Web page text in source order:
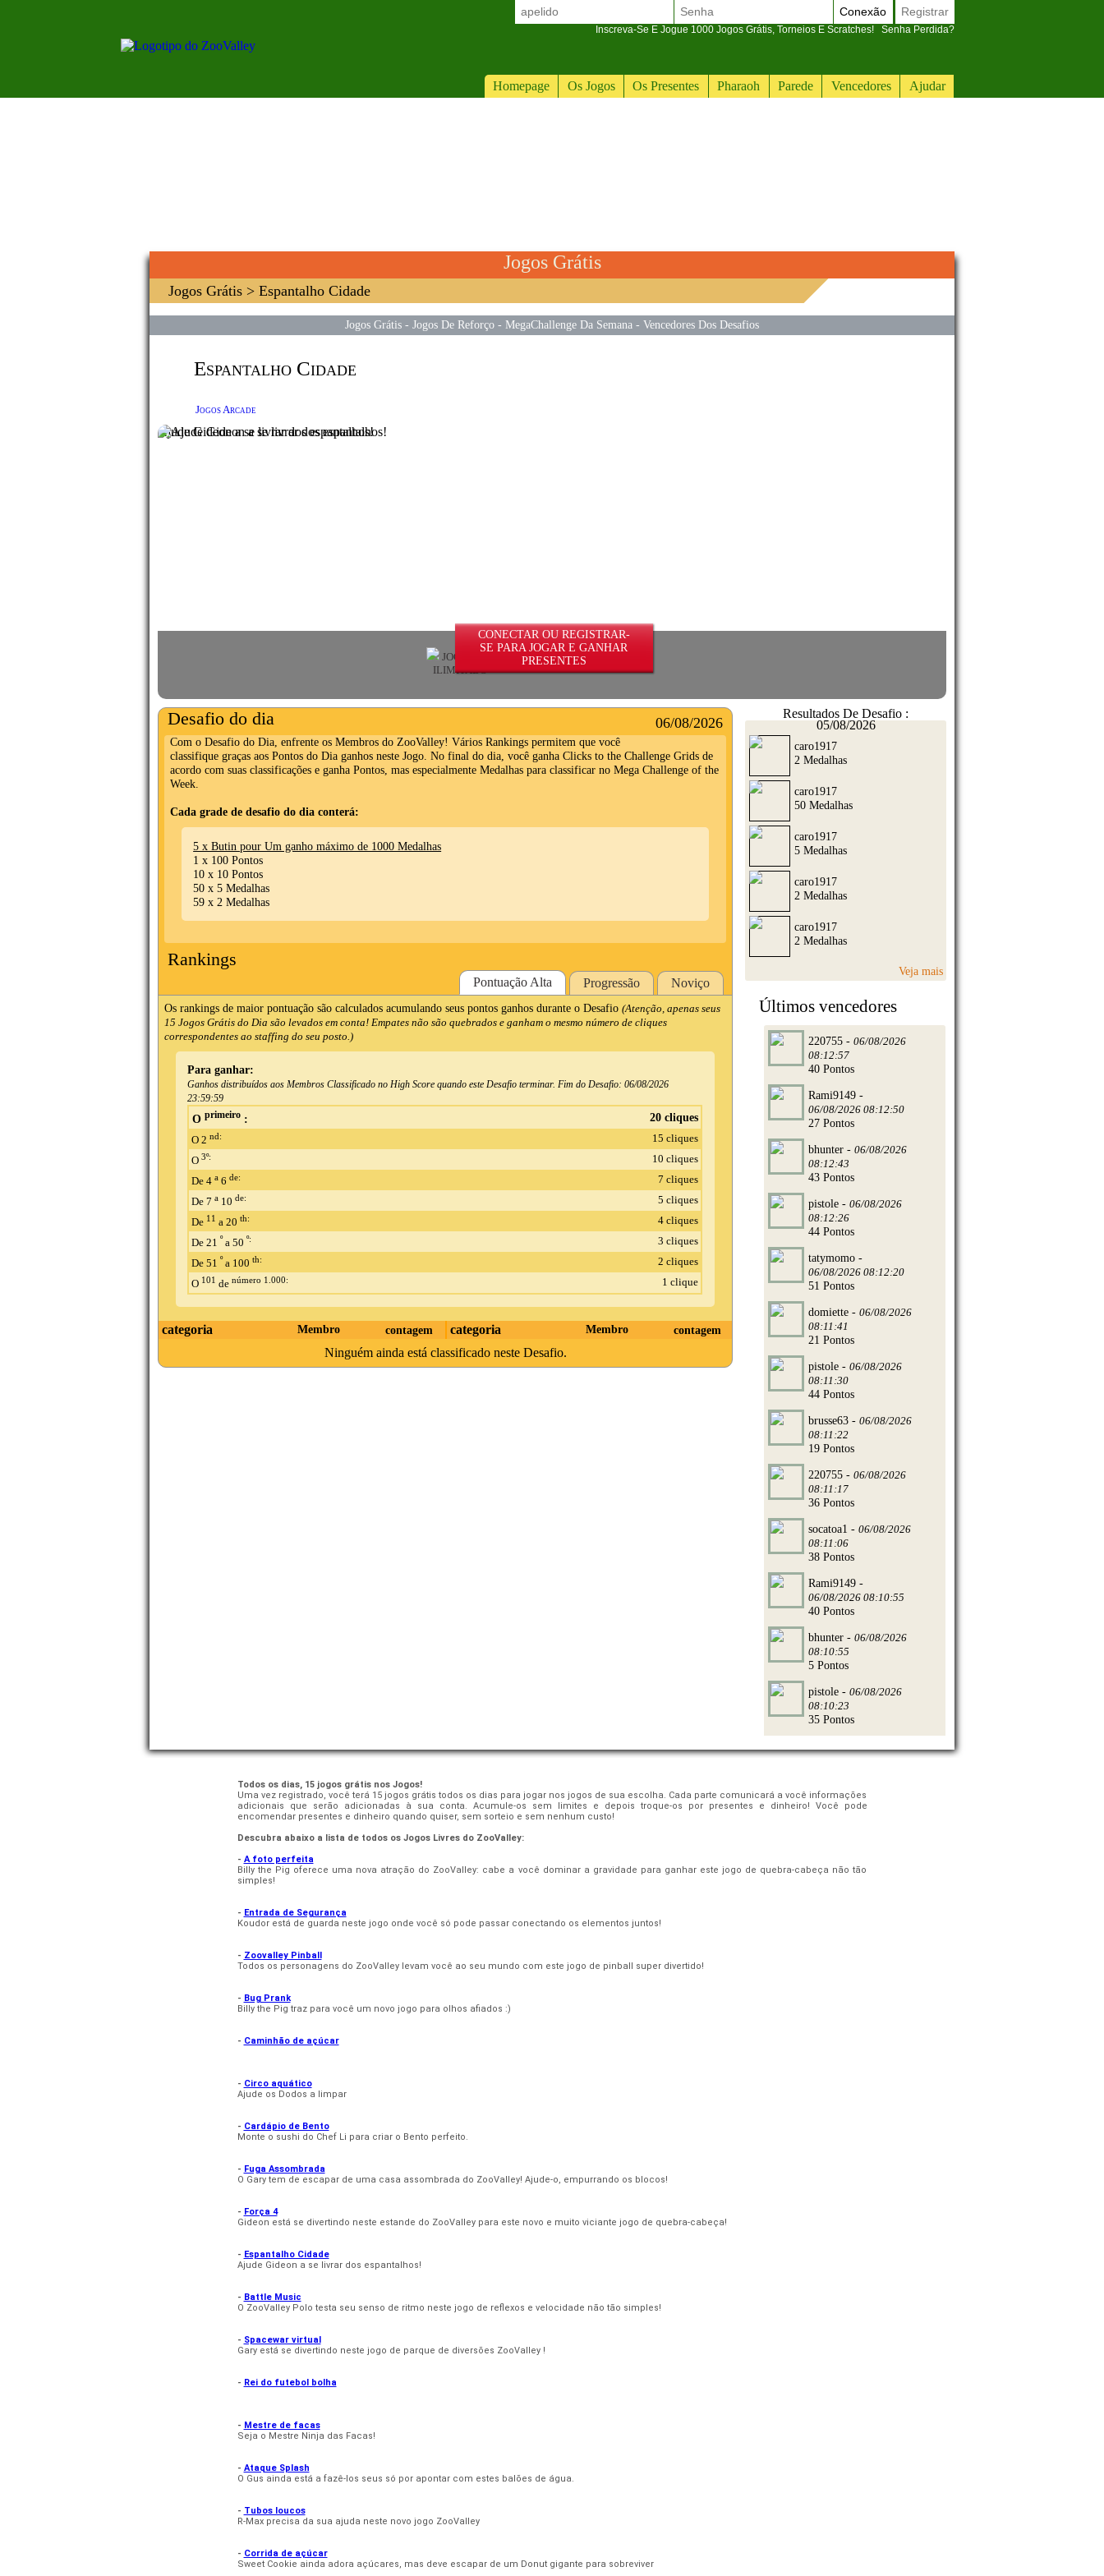
Homepage Os Jogos Os Presentes Pharaoh Parede Vencedores Ajudar
Conexão Registrar
Inscreva-Se E Jogue 1000 Jogos Grátis, Torneios E Scratches! Senha Perdida?
Jogos Grátis
Jogos Grátis > Espantalho Cidade
Jogos Grátis - Jogos De Reforço - MegaChallenge Da Semana - Vencedores Dos Desafios
Espantalho Cidade
Jogos Arcade
JOGUE EM
ILIMITADO
CONECTAR OU REGISTRAR-
SE PARA JOGAR E GANHAR
PRESENTES
Ajude Gideon a se livrar dos espantalhos!
Desafio do dia 06/08/2026
Com o Desafio do Dia, enfrente os Membros do ZooValley! Vários Rankings permitem que você
classifique graças aos Pontos do Dia ganhos neste Jogo. No final do dia, você ganha Clicks to the Challenge Grids de
acordo com suas classificações e ganha Pontos, mas especialmente Medalhas para classificar no Mega Challenge of the
Week.
Cada grade de desafio do dia conterá:
5 x Butin pour Um ganho máximo de 1000 Medalhas
1 x 100 Pontos
10 x 10 Pontos
50 x 5 Medalhas
59 x 2 Medalhas
Rankings
Pontuação Alta Progressão Noviço
Os rankings de maior pontuação são calculados acumulando seus pontos ganhos durante o Desafio(Atenção, apenas seus
15 Jogos Grátis do Dia são levados em conta! Empates não são quebrados e ganham o mesmo número de cliques
correspondentes ao staffing do seu posto.)
Para ganhar:
Ganhos distribuídos aos Membros Classificado no High Score quando este Desafio terminar. Fim do Desafio:06/08/2026
23:59:59
O primeiro: 20 cliques
O 2nd:
15 cliques
O3º:
10 cliques
De 4a 6de:
7 cliques
De 7a 10de:
5 cliques
De 11 a 20th:
4 cliques
De 21 º a 50 º:
3 cliques
De 51 º a 100th:
2 cliques
O 101 denúmero 1.000: 1 clique
categoria Membro contagem categoria Membro contagem
Ninguém ainda está classificado neste Desafio.
Resultados De Desafio :
05/08/2026
caro1917
2 Medalhas
caro1917
50 Medalhas
caro1917
5 Medalhas
caro1917
2 Medalhas
caro1917
2 Medalhas
Veja mais
Últimos vencedores
220755 - 06/08/2026
08:12:57
40 Pontos
Rami9149 -
06/08/2026 08:12:50
27 Pontos
bhunter - 06/08/2026
08:12:43
43 Pontos
pistole - 06/08/2026
08:12:26
44 Pontos
tatymomo -
06/08/2026 08:12:20
51 Pontos
domiette - 06/08/2026
08:11:41
21 Pontos
pistole - 06/08/2026
08:11:30
44 Pontos
brusse63 - 06/08/2026
08:11:22
19 Pontos
220755 - 06/08/2026
08:11:17
36 Pontos
socatoa1 - 06/08/2026
08:11:06
38 Pontos
Rami9149 -
06/08/2026 08:10:55
40 Pontos
bhunter - 06/08/2026
08:10:55
5 Pontos
pistole - 06/08/2026
08:10:23
35 Pontos
Todos os dias, 15 jogos grátis nos Jogos!
Uma vez registrado, você terá 15 jogos grátis todos os dias para jogar nos jogos de sua escolha. Cada parte comunicará a você informações
adicionais que serão adicionadas à sua conta. Acumule-os sem limites e depois troque-os por presentes e dinheiro! Você pode
encomendar presentes e dinheiro quando quiser, sem sorteio e sem nenhum custo!
Descubra abaixo a lista de todos os Jogos Livres do ZooValley:
- A foto perfeita
Billy the Pig oferece uma nova atração do ZooValley: cabe a você dominar a gravidade para ganhar este jogo de quebra-cabeça não tão
simples!
- Entrada de Segurança
Koudor está de guarda neste jogo onde você só pode passar conectando os elementos juntos!
- Zoovalley Pinball
Todos os personagens do ZooValley levam você ao seu mundo com este jogo de pinball super divertido!
- Bug Prank
Billy the Pig traz para você um novo jogo para olhos afiados :)
- Caminhão de açúcar
- Circo aquático
Ajude os Dodos a limpar
- Cardápio de Bento
Monte o sushi do Chef Li para criar o Bento perfeito.
- Fuga Assombrada
O Gary tem de escapar de uma casa assombrada do ZooValley! Ajude-o, empurrando os blocos!
- Força 4
Gideon está se divertindo neste estande do ZooValley para este novo e muito viciante jogo de quebra-cabeça!
- Espantalho Cidade
Ajude Gideon a se livrar dos espantalhos!
- Battle Music
O ZooValley Polo testa seu senso de ritmo neste jogo de reflexos e velocidade não tão simples!
- Spacewar virtual
Gary está se divertindo neste jogo de parque de diversões ZooValley !
- Rei do futebol bolha
- Mestre de facas
Seja o Mestre Ninja das Facas!
- Ataque Splash
O Gus ainda está a fazê-los seus só por apontar com estes balões de água.
- Tubos loucos
R-Max precisa da sua ajuda neste novo jogo ZooValley
- Corrida de açúcar
Sweet Cookie ainda adora açúcares, mas deve escapar de um Donut gigante para sobreviver